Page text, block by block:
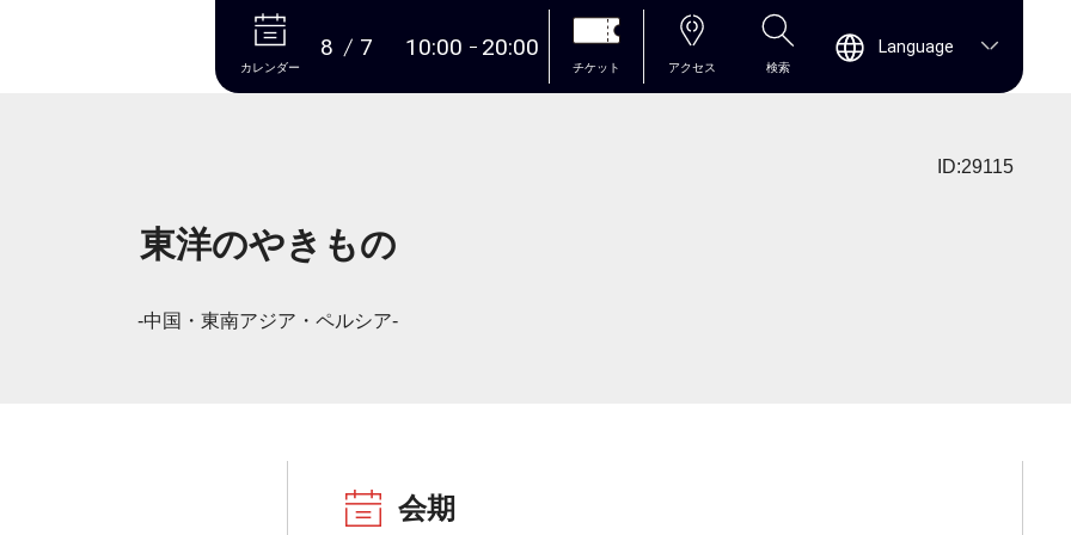
本文へ
カレンダー
8 7 10:00 20:00
チケット アクセス 検索
Language
ID:29115
東洋のやきもの
-中国・東南アジア・ペルシア-
会期